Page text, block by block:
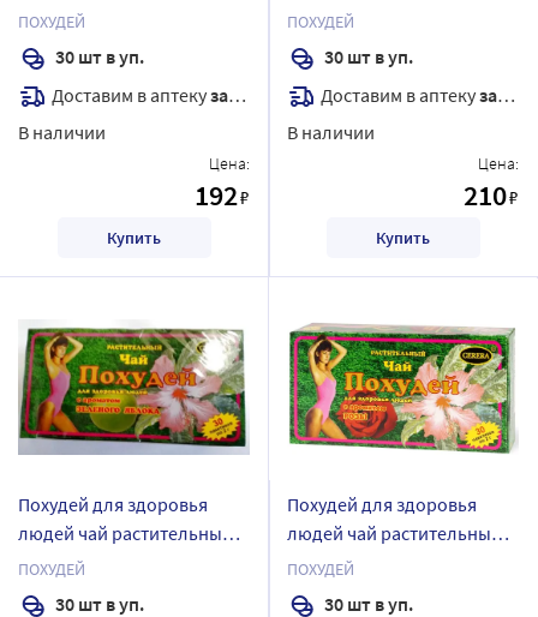
гр 30 шт. фильтр-пакеты
ПОХУДЕЙ
30 шт в уп.
Доставим в аптекузавтра
В наличии
Цена:
192₽
Купить
черная смородина 2 гр 30
шт. фильтр-пакеты
ПОХУДЕЙ
30 шт в уп.
Доставим в аптекузавтра
В наличии
Цена:
210₽
Купить
Похудей для здоровья
людей чай растительный/
зеленое яблоко 2 гр 30 шт.
фильтр-пакеты
ПОХУДЕЙ
30 шт в уп.
Похудей для здоровья
людей чай растительный/
роза 2 гр 30 шт. фильтр-
пакеты
ПОХУДЕЙ
30 шт в уп.